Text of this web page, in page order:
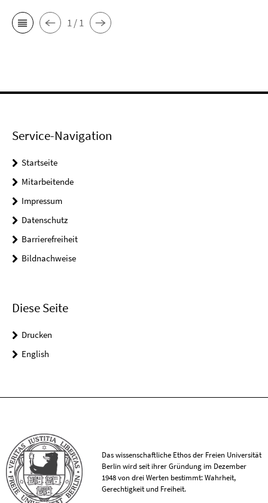
1 / 1
Service-Navigation
Startseite
Mitarbeitende
Impressum
Datenschutz
Barrierefreiheit
Bildnachweise
Diese Seite
Drucken
English
Das wissenschaftliche Ethos der Freien Universität
Berlin wird seit ihrer Gründung im Dezember
1948 von drei Werten bestimmt: Wahrheit,
Gerechtigkeit und Freiheit.